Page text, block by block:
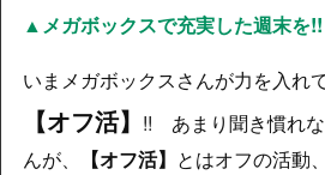
▲メガボックスで充実した週末を!!
いまメガボックスさんが力を入れ
【オフ活】 !! あまり聞き慣れ
んが、
【オフ活】 とはオフの活動